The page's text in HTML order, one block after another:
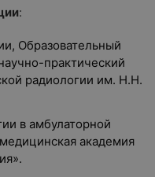
:
Образовательный
практический
радиологии им. Н.Н.
в амбулаторной
академия